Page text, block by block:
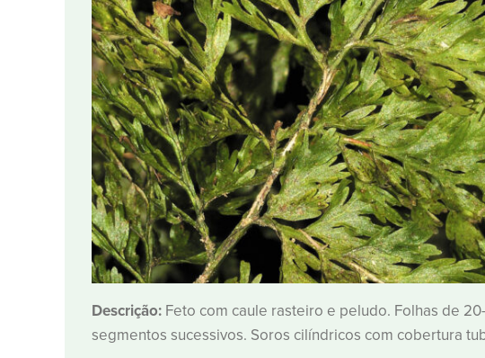
Descrição: Feto com caule rasteiro e peludo. Folhas de
segmentos sucessivos. Soros cilíndricos com cobertura